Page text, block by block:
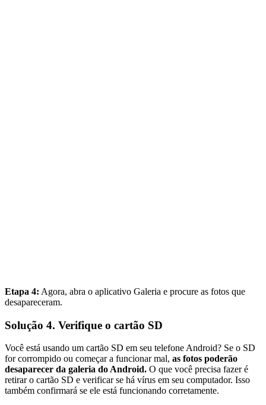
Etapa 4: Agora, abra o aplicativo Galeria e procure as fotos que
desapareceram.
Solução 4. Verifique o cartão SD
Você está usando um cartão SD em seu telefone Android? Se o SD
for corrompido ou começar a funcionar mal, as fotos poderão
desaparecer da galeria do Android. O que você precisa fazer é
retirar o cartão SD e verificar se há vírus em seu computador. Isso
também confirmará se ele está funcionando corretamente.